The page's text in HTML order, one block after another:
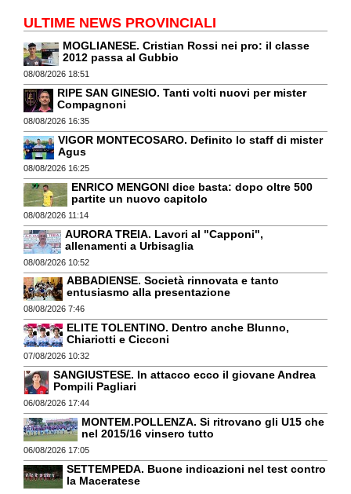
ULTIME NEWS PROVINCIALI
MOGLIANESE. Cristian Rossi nei pro: il classe
2012 passa al Gubbio
08/08/2026 18:51
RIPE SAN GINESIO. Tanti volti nuovi per mister
Compagnoni
08/08/2026 16:35
VIGOR MONTECOSARO. Definito lo staff di mister
Agus
08/08/2026 16:25
ENRICO MENGONI dice basta: dopo oltre 500
partite un nuovo capitolo
08/08/2026 11:14
AURORA TREIA. Lavori al "Capponi",
allenamenti a Urbisaglia
08/08/2026 10:52
ABBADIENSE. Società rinnovata e tanto
entusiasmo alla presentazione
08/08/2026 7:46
ELITE TOLENTINO. Dentro anche Blunno,
Chiariotti e Cicconi
07/08/2026 10:32
SANGIUSTESE. In attacco ecco il giovane Andrea
Pompili Pagliari
06/08/2026 17:44
MONTEM.POLLENZA. Si ritrovano gli U15 che
nel 2015/16 vinsero tutto
06/08/2026 17:05
SETTEMPEDA. Buone indicazioni nel test contro
la Maceratese